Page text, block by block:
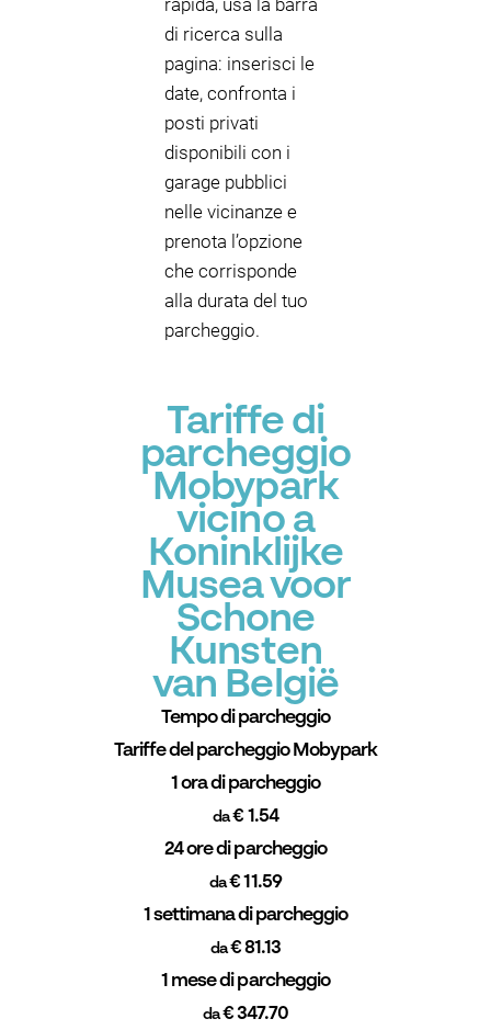
rapida, usa la barra
di ricerca sulla
pagina: inserisci le
date, confronta i
posti privati
disponibili con i
garage pubblici
nelle vicinanze e
prenota l’opzione
che corrisponde
alla durata del tuo
parcheggio.
Tariffe di
parcheggio
Mobypark
vicino a
Koninklijke
Musea voor
Schone
Kunsten
van België
Tempo di parcheggio
Tariffe del parcheggio Mobypark
1 ora di parcheggio
da€ 1.54
24 ore di parcheggio
da€ 11.59
1 settimana di parcheggio
da€ 81.13
1 mese di parcheggio
da€ 347.70